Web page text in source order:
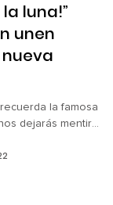
son […]
luna!”
unen
la famosa
dejarás mentir
mente las